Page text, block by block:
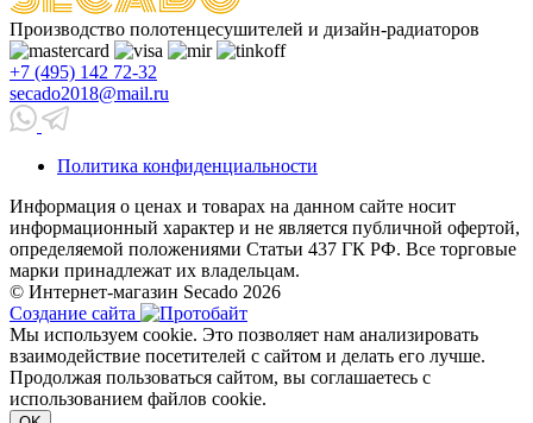
Производство полотенцесушителей и дизайн-радиаторов
+7 (495) 142 72-32
secado2018@mail.ru
Политика конфиденциальности
Информация о ценах и товарах на данном сайте носит
информационный характер и не является публичной офертой,
определяемой положениями Статьи 437 ГК РФ. Все торговые
марки принадлежат их владельцам.
© Интернет-магазин Secado 2026
Создание сайта
Мы используем cookie. Это позволяет нам анализировать
взаимодействие посетителей с сайтом и делать его лучше.
Продолжая пользоваться сайтом, вы соглашаетесь с
использованием файлов cookie.